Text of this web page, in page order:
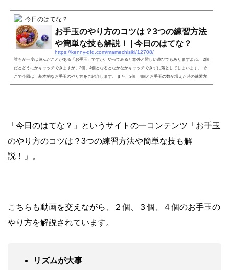
今日のはてな？
お手玉のやり方のコツは？3つの練習方法
や簡単な技も解説！ | 今日のはてな？
https://kenny-dfd.com/mamechisiki/12708/
誰もが一度は遊んだことがある「お手玉」ですが、やってみると意外と難しい遊びでもありますよね。 2個
だとどうにかキャッチできますが、3個、4個となるとなかなかキャッチできずに落としてしまいます。 そ
こで今回は、基本的なお手玉のやり方をご紹介します。 また、3個、4個とお手玉の数が増えた時の練習方
法や投げ方のコツ、簡単な技やおすすめのお手玉グッズも合わせてご紹介します。
「今日のはてな？」というサイトの一コンテンツ「お手玉
のやり方のコツは？3つの練習方法や簡単な技も解
説！」。
こちらも動画を交えながら、２個、３個、４個のお手玉の
やり方を解説されています。
リズムが大事